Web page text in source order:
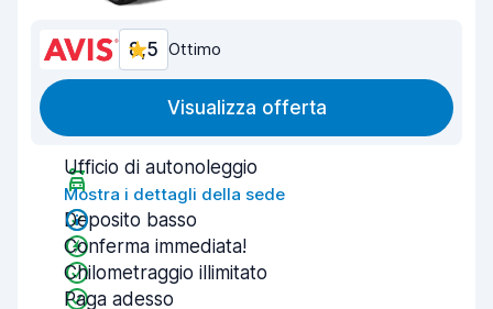
8,5 Ottimo
Visualizza offerta
Ufficio di autonoleggio
Mostra i dettagli della sede
Deposito basso
Conferma immediata!
Chilometraggio illimitato
Paga adesso